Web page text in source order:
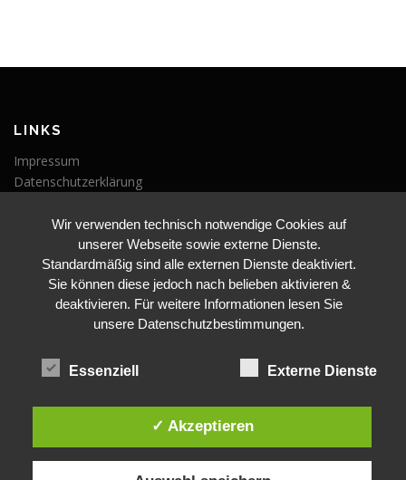
LINKS
Impressum
Datenschutzerklärung
VERANSTALTUNGEN
Veranstaltungen
Wir verwenden technisch notwendige Cookies auf
unserer Webseite sowie externe Dienste.
Standardmäßig sind alle externen Dienste deaktiviert.
Sie können diese jedoch nach belieben aktivieren &
deaktivieren. Für weitere Informationen lesen Sie
unsere Datenschutzbestimmungen.
Essenziell Externe Dienste
✓ Akzeptieren